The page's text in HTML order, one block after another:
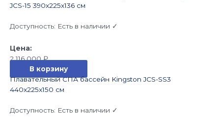
JCS-15 390x225x136 см
Доступность: Есть в наличии ✓
2 116 000₽
В корзину
Плавательный СПА бассейн Kingston JCS-SS3
440x225x150 см
Доступность: Есть в наличии ✓